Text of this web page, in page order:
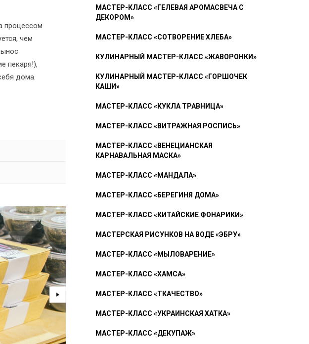
процессом
чем
пекаря!),
дома.
МАСТЕР-КЛАСС «ГЕЛЕВАЯ АРОМАСВЕЧА С
ДЕКОРОМ»
МАСТЕР-КЛАСС «СОТВОРЕНИЕ ХЛЕБА»
КУЛИНАРНЫЙ МАСТЕР-КЛАСС «ЖАВОРОНКИ»
КУЛИНАРНЫЙ МАСТЕР-КЛАСС «ГОРШОЧЕК
КАШИ»
МАСТЕР-КЛАСС «КУКЛА ТРАВНИЦА»
МАСТЕР-КЛАСС «ВИТРАЖНАЯ РОСПИСЬ»
МАСТЕР-КЛАСС «ВЕНЕЦИАНСКАЯ
КАРНАВАЛЬНАЯ МАСКА»
МАСТЕР-КЛАСС «МАНДАЛА»
МАСТЕР-КЛАСС «БЕРЕГИНЯ ДОМА»
МАСТЕР-КЛАСС «КИТАЙСКИЕ ФОНАРИКИ»
МАСТЕРСКАЯ РИСУНКОВ НА ВОДЕ «ЭБРУ»
МАСТЕР-КЛАСС «МЫЛОВАРЕНИЕ»
МАСТЕР-КЛАСС «ХАМСА»
МАСТЕР-КЛАСС «ТКАЧЕСТВО»
МАСТЕР-КЛАСС «УКРАИНСКАЯ ХАТКА»
МАСТЕР-КЛАСС «ДЕКУПАЖ»